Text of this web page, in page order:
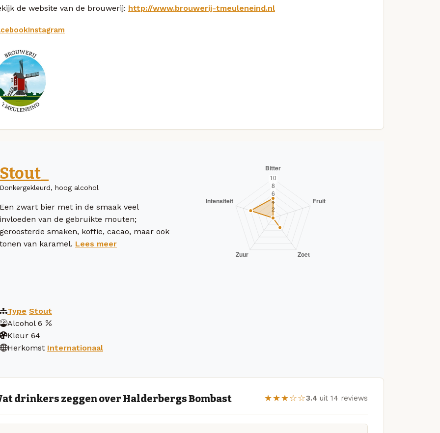
de website van de brouwerij: http://www.brouwerij-tmeuleneind.nl
Instagram
Stout_
Donkergekleurd, hoog alcohol
Een zwart bier met in de smaak veel
invloeden van de gebruikte mouten;
geroosterde smaken, koffie, cacao, maar ook
tonen van karamel. Lees meer
Type Stout
Alcohol 6
Kleur 64
Herkomst Internationaal
drinkers zeggen over Halderbergs Bombast ★★★☆☆3.4 uit 14 reviews